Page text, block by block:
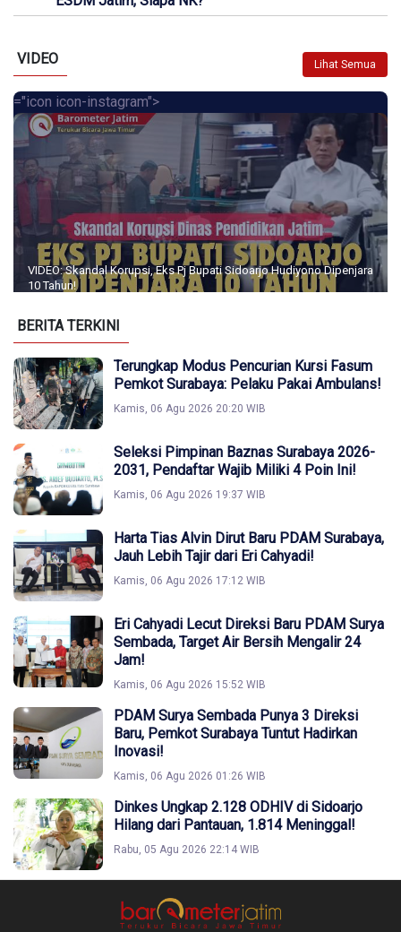
VIDEO Lihat Semua
="icon icon-instagram">
VIDEO: Skandal Korupsi, Eks Pj Bupati Sidoarjo Hudiyono Dipenjara
10 Tahun!
BERITA TERKINI
Terungkap Modus Pencurian Kursi Fasum
Pemkot Surabaya: Pelaku Pakai Ambulans!
Kamis, 06 Agu 2026 20:20 WIB
Seleksi Pimpinan Baznas Surabaya 2026-
2031, Pendaftar Wajib Miliki 4 Poin Ini!
Kamis, 06 Agu 2026 19:37 WIB
Harta Tias Alvin Dirut Baru PDAM Surabaya,
Jauh Lebih Tajir dari Eri Cahyadi!
Kamis, 06 Agu 2026 17:12 WIB
Eri Cahyadi Lecut Direksi Baru PDAM Surya
Sembada, Target Air Bersih Mengalir 24
Jam!
Kamis, 06 Agu 2026 15:52 WIB
PDAM Surya Sembada Punya 3 Direksi
Baru, Pemkot Surabaya Tuntut Hadirkan
Inovasi!
Kamis, 06 Agu 2026 01:26 WIB
Dinkes Ungkap 2.128 ODHIV di Sidoarjo
Hilang dari Pantauan, 1.814 Meninggal!
Rabu, 05 Agu 2026 22:14 WIB